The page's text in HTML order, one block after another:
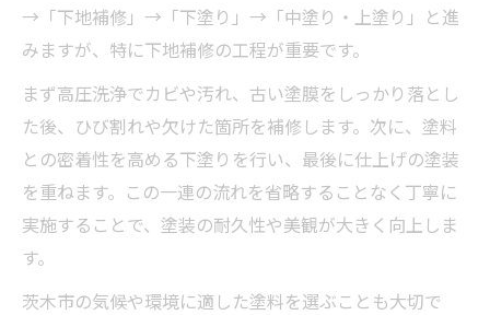
→「下地補修」→「下塗り」→「中塗り・上塗り」と進
みますが、特に下地補修の工程が重要です。
まず高圧洗浄でカビや汚れ、古い塗膜をしっかり落とし
た後、ひび割れや欠けた箇所を補修します。次に、塗料
との密着性を高める下塗りを行い、最後に仕上げの塗装
を重ねます。この一連の流れを省略することなく丁寧に
実施することで、塗装の耐久性や美観が大きく向上しま
す。
茨木市の気候や環境に適した塗料を選ぶことも大切で